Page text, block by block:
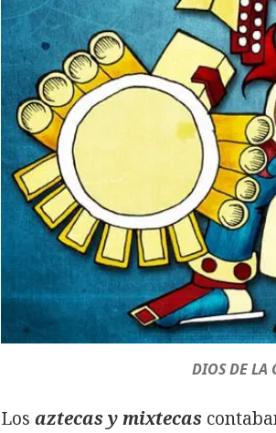
DIOS DE LA
Losaztecas y mixtecas